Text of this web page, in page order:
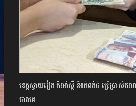
ខេត្តស្វាយរៀង កំពង់ស្ពឺ និងកំពង់ធំ ប្រើប្រាស់ឥណ
ជាងគេ